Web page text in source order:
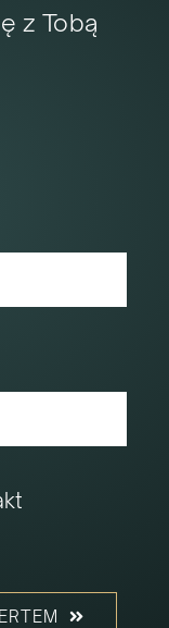
z Tobą